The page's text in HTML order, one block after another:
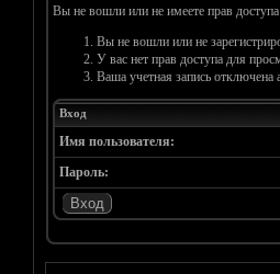
Вы не вошли или не имеете прав
Вы не вошли или не
У вас нет прав доступа для
Ваша учетная запись отключена
Вход
Имя пользователя:
Пароль: